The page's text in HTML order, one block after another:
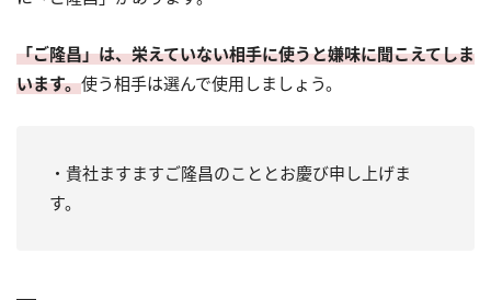
「ご隆昌」は、栄えていない相手に使うと嫌味に聞こえてしま
います。使う相手は選んで使用しましょう。
・貴社ますますご隆昌のこととお慶び申し上げま
す。